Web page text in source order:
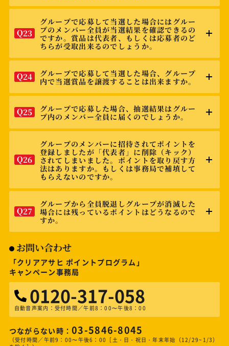
Q23
グループで応募して当選した場合にはグルー
プのメンバー全員が当選結果を確認できるの
ですか。賞品は代表者、もしくは応募者のど
ちらが受取出来るのでしょうか。
Q24
グループで応募して当選した場合、グループ
内で当選賞品を譲渡することは出来ますか。
Q25
グループで応募した場合、抽選結果はグルー
プ内のメンバー全員に届くのでしょうか。
Q26
グループのメンバーに招待されてポイントを
登録しましたが「代表者」に削除（キック）
されてしまいました。ポイントを取り戻す方
法はありますか。もしくは事務局で補填して
もらえないのですか。
Q27
グループから全員脱退しグループが消滅した
場合には残っているポイントはどうなるので
すか。
お問い合わせ
「クリアアサヒ ポイントプログラム」
キャンペーン事務局
0120-317-058
自動音声案内：受付時間／午前8：00〜午後8：00
つながらない時：03-5846-8045
（受付時間／午前9：00〜午後6：00［土・日・祝日・年末年始（12/29~1/3）